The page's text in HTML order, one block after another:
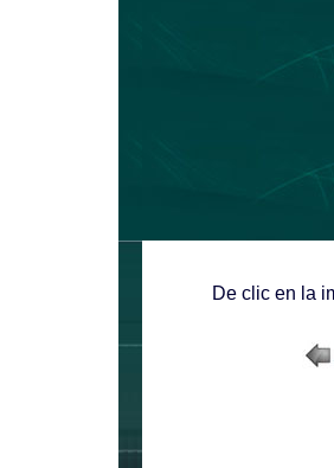
De clic en la